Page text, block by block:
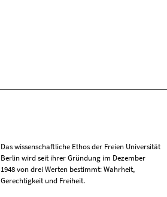
Das wissenschaftliche Ethos der Freien Universität
Berlin wird seit ihrer Gründung im Dezember
1948 von drei Werten bestimmt: Wahrheit,
Gerechtigkeit und Freiheit.